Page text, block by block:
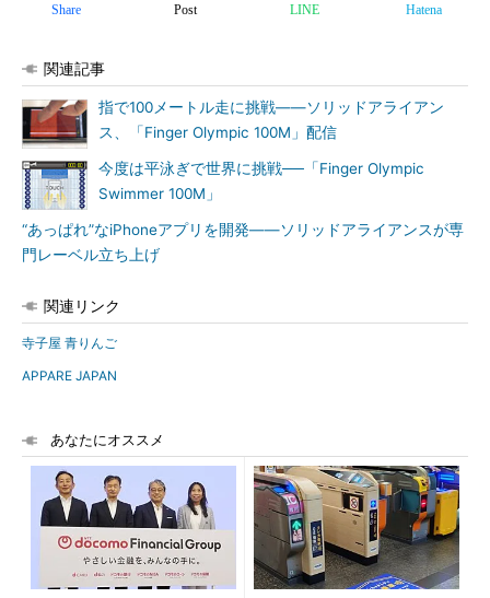
Share Post LINE Hatena
関連記事
指で100メートル走に挑戦――ソリッドアライアン
ス、「Finger Olympic 100M」配信
今度は平泳ぎで世界に挑戦──「Finger Olympic
Swimmer 100M」
“あっぱれ”なiPhoneアプリを開発――ソリッドアライアンスが専
門レーベル立ち上げ
関連リンク
寺子屋 青りんご
APPARE JAPAN
あなたにオススメ